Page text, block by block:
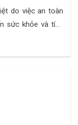
do việc an toàn
sức khỏe và tính
mà những doanh
nhằm đảm bảo